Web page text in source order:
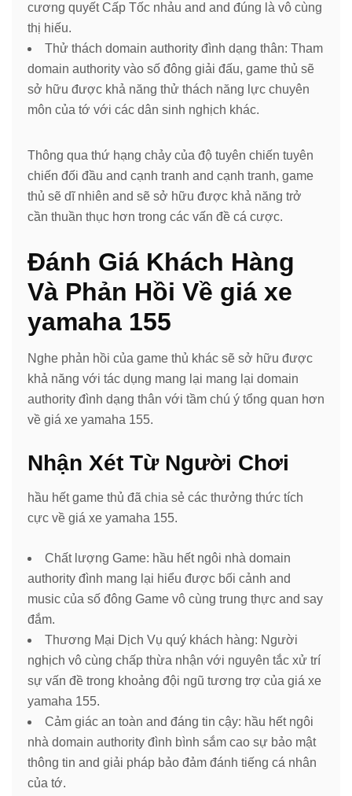
cương quyết Cấp Tốc nhảu and and đúng là vô cùng
thị hiếu.
Thử thách domain authority đình dạng thân: Tham
domain authority vào số đông giải đấu, game thủ sẽ
sở hữu được khả năng thử thách năng lực chuyên
môn của tớ với các dân sinh nghịch khác.
Thông qua thứ hạng chảy của độ tuyên chiến tuyên
chiến đối đầu and cạnh tranh and cạnh tranh, game
thủ sẽ dĩ nhiên and sẽ sở hữu được khả năng trở
cần thuần thục hơn trong các vấn đề cá cược.
Đánh Giá Khách Hàng
Và Phản Hồi Về giá xe
yamaha 155
Nghe phản hồi của game thủ khác sẽ sở hữu được
khả năng với tác dụng mang lại mang lại domain
authority đình dạng thân với tầm chú ý tổng quan hơn
về giá xe yamaha 155.
Nhận Xét Từ Người Chơi
hầu hết game thủ đã chia sẻ các thưởng thức tích
cực về giá xe yamaha 155.
Chất lượng Game: hầu hết ngôi nhà domain
authority đình mang lại hiểu được bối cảnh and
music của số đông Game vô cùng trung thực and say
đắm.
Thương Mại Dịch Vụ quý khách hàng: Người
nghịch vô cùng chấp thừa nhận với nguyên tắc xử trí
sự vấn đề trong khoảng đội ngũ tương trợ của giá xe
yamaha 155.
Cảm giác an toàn and đáng tin cậy: hầu hết ngôi
nhà domain authority đình bình sắm cao sự bảo mật
thông tin and giải pháp bảo đảm đánh tiếng cá nhân
của tớ.